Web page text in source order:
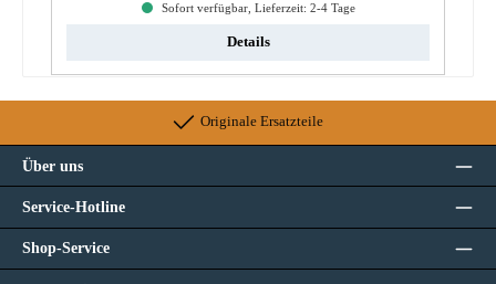
Sofort verfügbar, Lieferzeit: 2-4 Tage
Details
Originale Ersatzteile
Über uns
Service-Hotline
Shop-Service